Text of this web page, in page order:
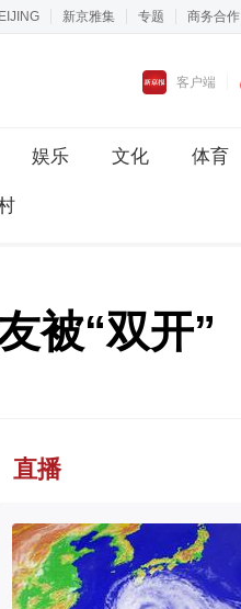
新京雅集 专题 商务合作
客户端
娱乐 文化 体育
被“双开”
直播